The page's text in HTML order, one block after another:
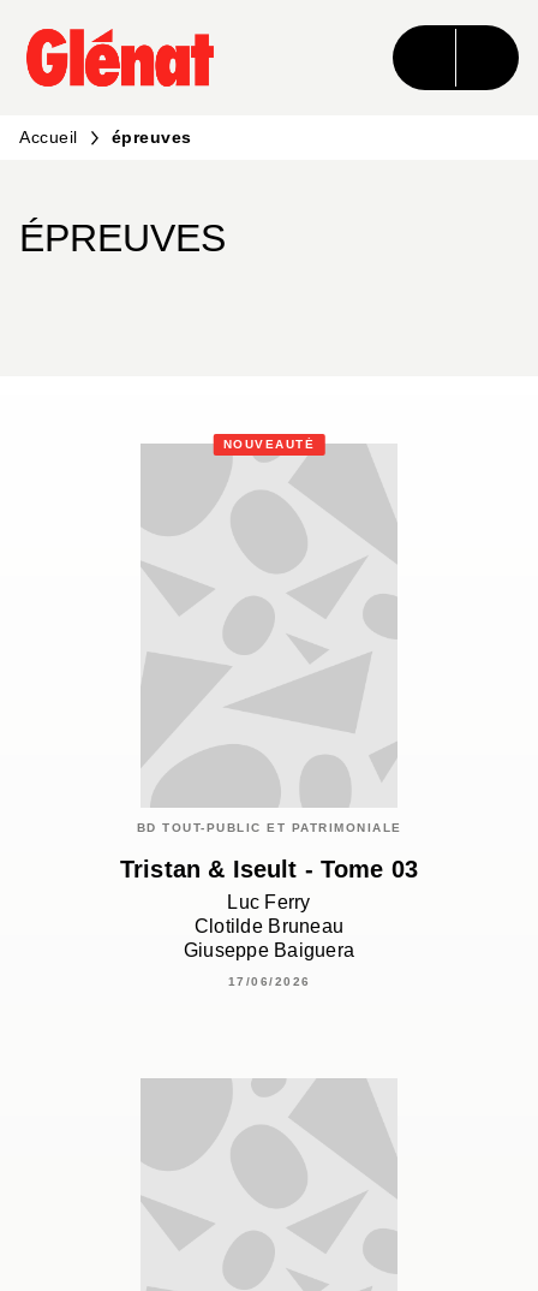
MENU RECHERCHE CONTENU
PIED DE PAGE
Accueil épreuves
ÉPREUVES
NOUVEAUTÉ
BD TOUT-PUBLIC ET PATRIMONIALE
Tristan & Iseult - Tome 03
Luc Ferry
Clotilde Bruneau
Giuseppe Baiguera
17/06/2026